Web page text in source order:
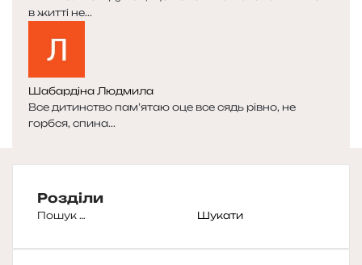
в житті не...
Шабардіна Людмила
Все дитинство пам’ятаю оце все сядь рівно, не
горбся, спина...
Розділи
Пошук: